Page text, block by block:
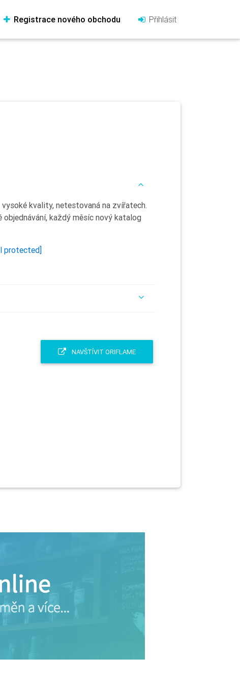
Registrace nového obchodu Přihlásit
kvality, netestovaná na zvířatech.
každý měsíc nový katalog
protected]
NAVŠTÍVIT ORIFLAME